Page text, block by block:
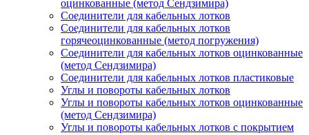
оцинкованные (метод Сендзимира)
Соединители для кабельных лотков
Соединители для кабельных лотков
горячеоцинкованные (метод погружения)
Соединители для кабельных лотков оцинкованные
(метод Сендзимира)
Соединители для кабельных лотков пластиковые
Углы и повороты кабельных лотков
Углы и повороты кабельных лотков оцинкованные
(метод Сендзимира)
Углы и повороты кабельных лотков с покрытием